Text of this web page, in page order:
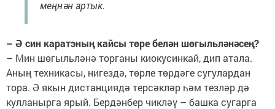
меңнән артык.
– Ә син каратэның кайсы төре белән шөгыльләнәсең?
– Мин шөгыльләнә торганы киокусинкай, дип атала.
Аның техникасы, нигездә, төрле төрдәге сугулардан
тора. Ә якын дистанциядә терсәкләр һәм тезләр дә
кулланырга ярый. Бердәнбер чикләү – башка сугарга